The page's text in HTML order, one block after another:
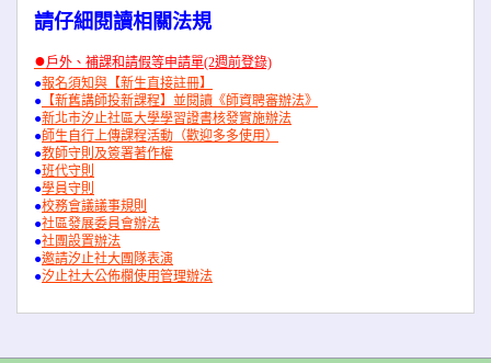
請仔細閱讀相關法規
●戶外、補課和請假等申請單(2週前登錄)
●報名須知與【新生直接註冊】
● 【新舊講師投新課程】並閱讀《師資聘審辦法》
●新北市汐止社區大學學習證書核發實施辦法
●師生自行上傳課程活動（歡迎多多使用）
●教師守則及簽署著作權
●班代守則
●學員守則
●校務會議議事規則
●社區發展委員會辦法
●社團設置辦法
●邀請汐止社大團隊表演
●汐止社大公佈欄使用管理辦法